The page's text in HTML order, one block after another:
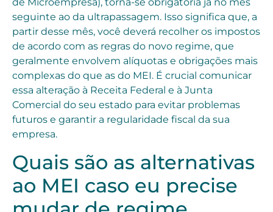
seguinte ao da ultrapassagem. Isso significa que, a
partir desse mês, você deverá recolher os impostos
de acordo com as regras do novo regime, que
geralmente envolvem alíquotas e obrigações mais
complexas do que as do MEI. É crucial comunicar
essa alteração à Receita Federal e à Junta
Comercial do seu estado para evitar problemas
futuros e garantir a regularidade fiscal da sua
empresa.
Quais são as alternativas
ao MEI caso eu precise